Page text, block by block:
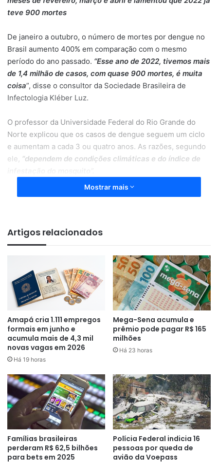
teve 900 mortes
De janeiro a outubro, o número de mortes por dengue no
Brasil aumento 400% em comparação com o mesmo
período do ano passado. “Esse ano de 2022, tivemos mais
de 1,4 milhão de casos, com quase 900 mortes, é muita
coisa”, disse o consultor da Sociedade Brasileira de
Infectologia Kléber Luz.
O professor da Universidade Federal do Rio Grande do
Norte explicou que os casos de dengue seguem um ciclo
e aumentam a cada 3 ou quatro anos. As razões, segundo
ele, “dependem de condições climáticas e do índice de
“Quando se aproxima o mês de dezembro, aumenta
agora”, alertou.
Na avaliação do professor, o combate ao Aedes aegypti
depende de“ação conjunta”
, que envolve campanhas
educativas, uso de larvicidas, fumacê e colaboração das
pessoas para não permitir criadouros.
Kléber destacou que caixas d’água sem tampa ou sem
cobertura que vede completamente o recipiente; vasos de
planta com água acumulada; baldes e tonéis de água, além
do acúmulo de lixo.
Informações:CNN Brasil
Mostrar mais
Artigos relacionados
Amapá cria 1.111 empregos
formais em junho e
acumula mais de 4,3 mil
novas vagas em 2026
Há 19 horas
Mega-Sena acumula e
prêmio pode pagar R$ 165
milhões
Há 23 horas
Famílias brasileiras
perderam R$ 62,5 bilhões
para bets em 2025
Polícia Federal indicia 16
pessoas por queda de
avião da Voepass